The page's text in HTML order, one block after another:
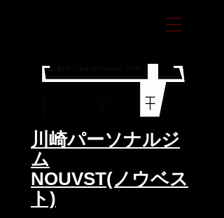
​川崎パーソナルジ
ム
NOUVST(ノウベス
ト)